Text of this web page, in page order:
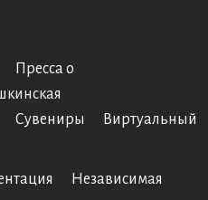
Пресса о
Сувениры
Виртуальный
Независимая